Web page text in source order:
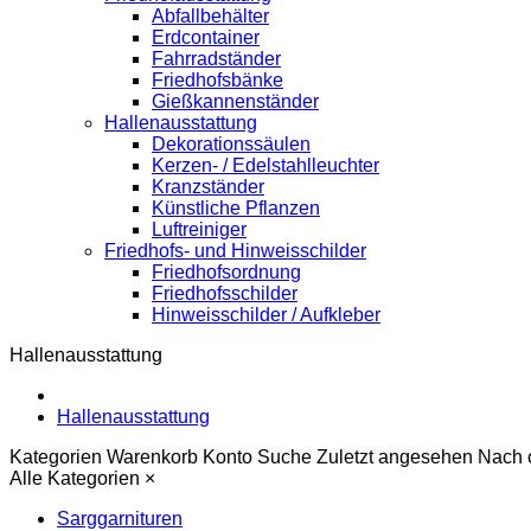
Abfallbehälter
Erdcontainer
Fahrradständer
Friedhofsbänke
Gießkannenständer
Hallenausstattung
Dekorationssäulen
Kerzen- / Edelstahlleuchter
Kranzständer
Künstliche Pflanzen
Luftreiniger
Friedhofs- und Hinweisschilder
Friedhofsordnung
Friedhofsschilder
Hinweisschilder / Aufkleber
Hallenausstattung
Hallenausstattung
Kategorien Warenkorb Konto Suche Zuletzt angesehen Nach
Alle Kategorien ×
Sarggarnituren